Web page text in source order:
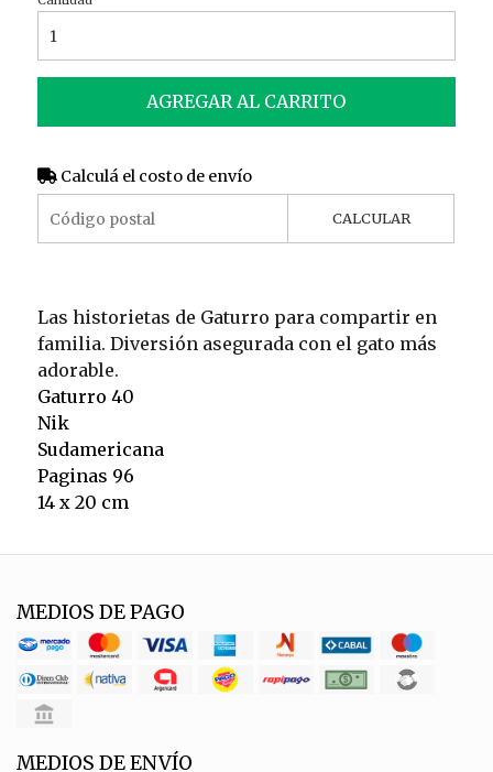
AGREGAR AL CARRITO
Calculá el costo de envío
CALCULAR
Las historietas de Gaturro para compartir en
familia. Diversión asegurada con el gato más
adorable.
Gaturro 40
Nik
Sudamericana
Paginas 96
14 x 20 cm
MEDIOS DE PAGO
MEDIOS DE ENVÍO